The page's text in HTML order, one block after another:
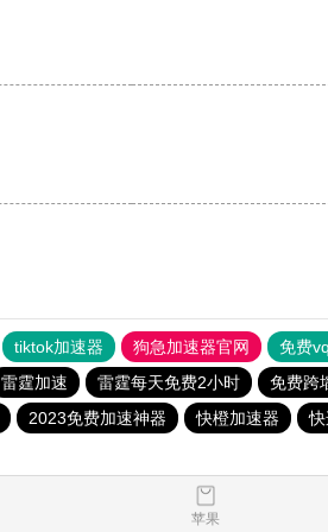
tiktok加速器 狗急加速器官网 免费
雷霆加速 雷霆每天免费2小时 免费跨
2023免费加速神器 快橙加速器
苹果